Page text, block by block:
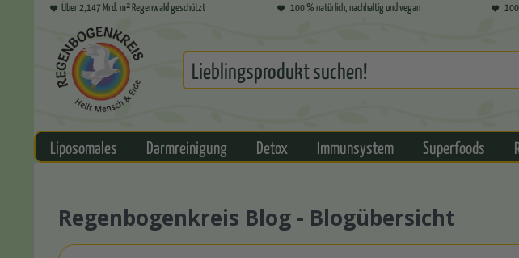
Über 2,147 Mrd. m² Regenwald geschützt 100 % natürlich, nachhaltig und vegan
Liposomales Darmreinigung Detox Immunsystem Superfoods
Regenbogenkreis Blog - Blogübersicht